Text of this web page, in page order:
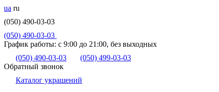
ua ru
(050) 490-03-03
(050) 490-03-03
График работы: с 9:00 до 21:00, без выходных
(050) 490-03-03
(050) 499-03-03
Обратный звонок
Каталог украшений